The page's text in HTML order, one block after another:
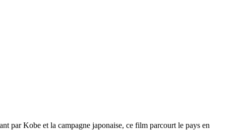
par Kobe et la campagne japonaise, ce film parcourt le pays en